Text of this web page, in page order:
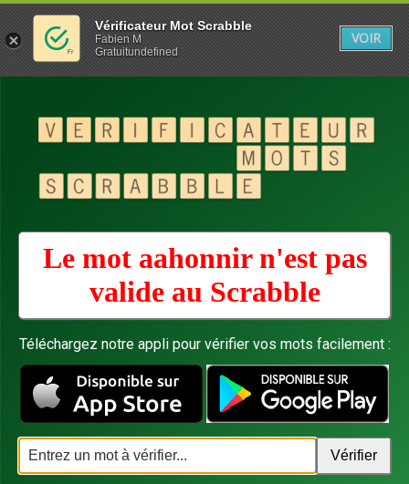
Le mot aahonnir n'est pas
valide au Scrabble
Téléchargez notre appli pour vérifier vos mots facilement :
Vérificateur Mot Scrabble
Fabien M
Gratuitundefined
VOIR